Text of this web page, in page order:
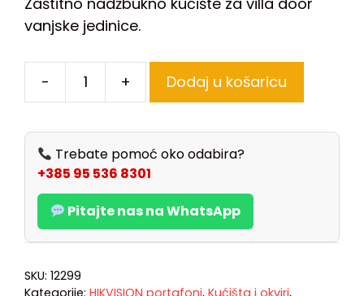
vanjske jedinice.
- + Dodaj u košaricu
Trebate pomoć oko odabira?
+385 95 536 8301
Pitajte nas na WhatsApp
SKU: 12299
Kategorije: HIKVISION portafoni, Kućišta i okviri,